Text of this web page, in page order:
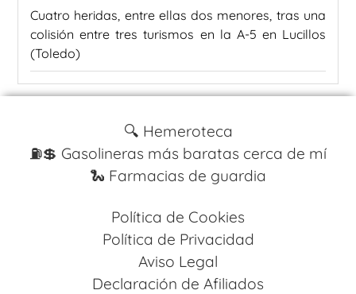
Cuatro heridas, entre ellas dos menores, tras una
colisión entre tres turismos en la A-5 en Lucillos
(Toledo)
🔍 Hemeroteca
⛽️💲 Gasolineras más baratas cerca de mí
🐍 Farmacias de guardia
Política de Cookies
Política de Privacidad
Aviso Legal
Declaración de Afiliados